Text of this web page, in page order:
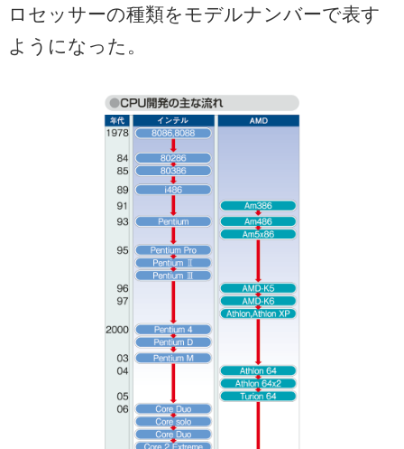
ロセッサーの種類をモデルナンバーで表す
ようになった。